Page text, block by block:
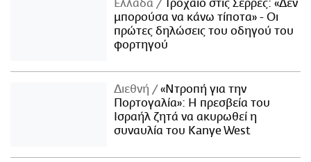
Ελλάδα
Τροχαίο στις Σέρρες: «Δεν
μπορούσα να κάνω τίποτα» - Οι
πρώτες δηλώσεις του οδηγού του
φορτηγού
Διεθνή
«Ντροπή για την
Πορτογαλία»: Η πρεσβεία του
Ισραήλ ζητά να ακυρωθεί η
συναυλία του Kanye West